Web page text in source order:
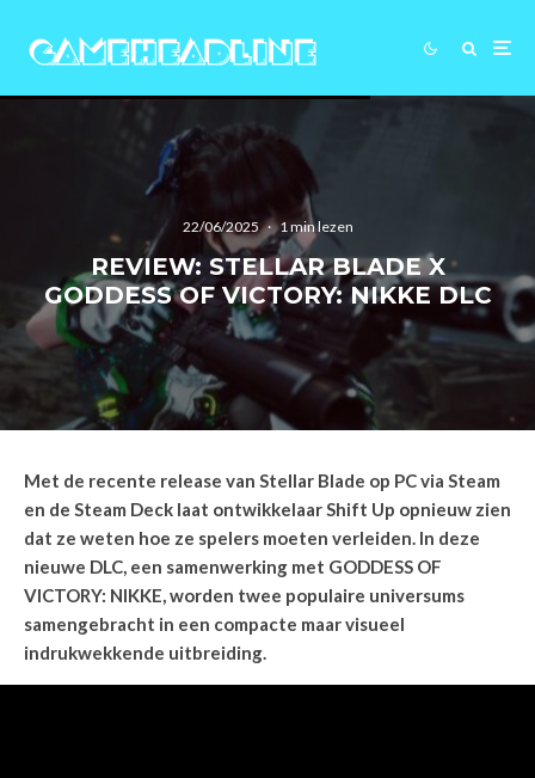
22/06/2025 · 1 min lezen
REVIEW: STELLAR BLADE X
GODDESS OF VICTORY: NIKKE DLC
Met de recente release van Stellar Blade op PC via Steam
en de Steam Deck laat ontwikkelaar Shift Up opnieuw zien
dat ze weten hoe ze spelers moeten verleiden. In deze
nieuwe DLC, een samenwerking met GODDESS OF
VICTORY: NIKKE, worden twee populaire universums
samengebracht in een compacte maar visueel
indrukwekkende uitbreiding.